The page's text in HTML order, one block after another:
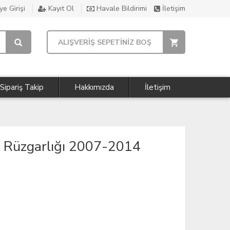
Girişi Kayıt Ol Havale Bildirimi İletişim
ALIŞVERİŞ SEPETİNİZ BOŞ
Sipariş Takip Hakkımızda İletişim
2007-2014